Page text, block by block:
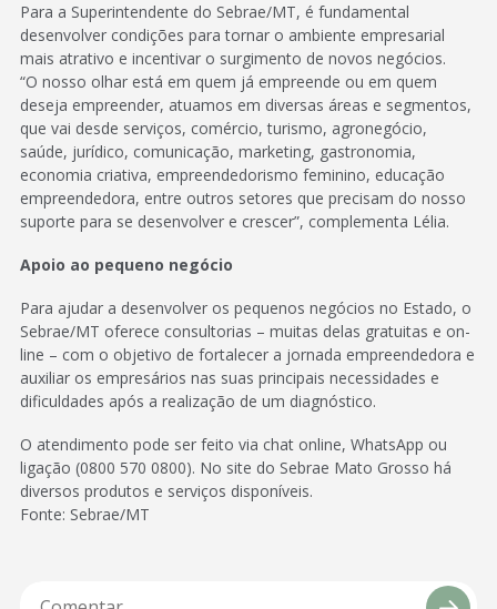
Para a Superintendente do Sebrae/MT, é fundamental
desenvolver condições para tornar o ambiente empresarial
mais atrativo e incentivar o surgimento de novos negócios.
“O nosso olhar está em quem já empreende ou em quem
deseja empreender, atuamos em diversas áreas e segmentos,
que vai desde serviços, comércio, turismo, agronegócio,
saúde, jurídico, comunicação, marketing, gastronomia,
economia criativa, empreendedorismo feminino, educação
empreendedora, entre outros setores que precisam do nosso
suporte para se desenvolver e crescer”, complementa Lélia.
Apoio ao pequeno negócio
Para ajudar a desenvolver os pequenos negócios no Estado, o
Sebrae/MT oferece consultorias – muitas delas gratuitas e on-
line – com o objetivo de fortalecer a jornada empreendedora e
auxiliar os empresários nas suas principais necessidades e
dificuldades após a realização de um diagnóstico.
O atendimento pode ser feito via chat online, WhatsApp ou
ligação (0800 570 0800). No site do Sebrae Mato Grosso há
diversos produtos e serviços disponíveis.
Fonte: Sebrae/MT